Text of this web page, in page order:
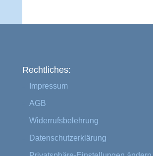
Rechtliches:
Impressum
AGB
Widerrufsbelehrung
Datenschutzerklärung